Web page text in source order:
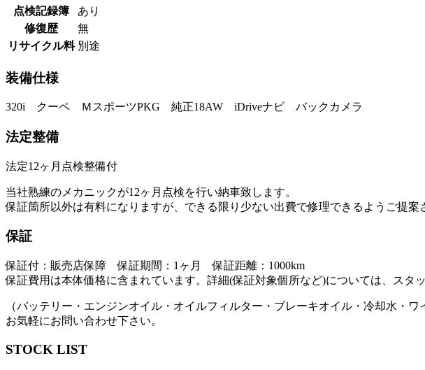
点検記録簿
あり
修復歴
無
リサイクル料 別途
装備仕様
320i クーペ ＭスポーツPKG 純正18AW iDriveナビ バックカメラ
法定整備
法定12ヶ月点検整備付
当社熟練のメカニックが12ヶ月点検を行い納車致します。
保証箇所以外は有料になりますが、できる限り少ない出費で修理できるようご提案
保証
保証付：販売店保障 保証期間：1ヶ月 保証距離：1000km
保証費用は本体価格に含まれています。詳細(保証対象個所など)については、スタ
（バッテリー・エンジンオイル・オイルフィルター・ブレーキオイル・冷却水・
お気軽にお問い合わせ下さい。
STOCK LIST